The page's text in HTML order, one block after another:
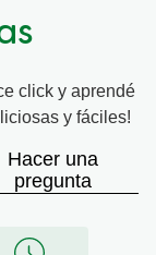
click y aprendé
y fáciles!
Hacer una
pregunta